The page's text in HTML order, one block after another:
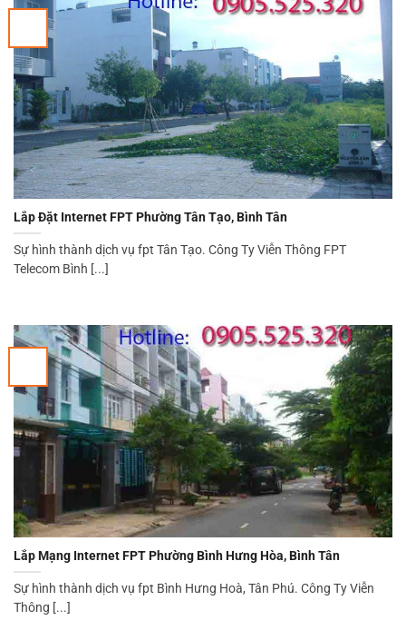
Lắp Đặt Internet FPT Phường Tân Tạo, Bình Tân
Sự hình thành dịch vụ fpt Tân Tạo. Công Ty Viễn Thông FPT
Telecom Bình [...]
Lắp Mạng Internet FPT Phường Bình Hưng Hòa, Bình Tân
Sự hình thành dịch vụ fpt Bình Hưng Hoà, Tân Phú. Công Ty Viễn
Thông [...]